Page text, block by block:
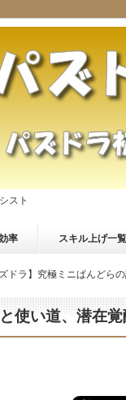
スト
率 スキル上げ一覧
ズドラ】究極ミニぱんどら
使い道、潜在